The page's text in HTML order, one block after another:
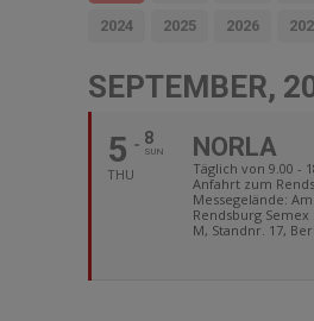
2024 2025 2026
SEPTEMBER,
5
THU
8
SUN NORLA
Täglich von 9.00 -
Anfahrt zum
Messegelände:
Rendsburg
M, Standnr. 17,